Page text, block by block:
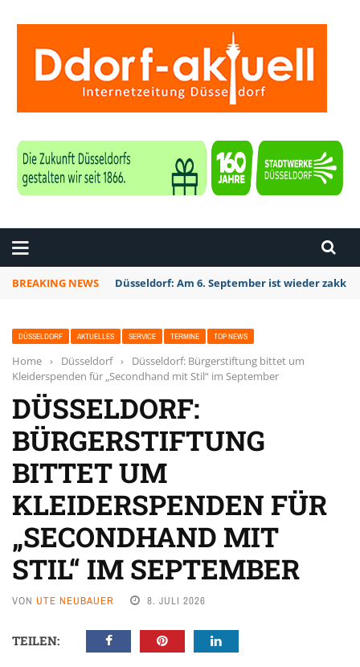
BREAKING NEWS Düsseldorf: Am 6. September ist wieder zakk
DÜSSELDORF AKTUELLES SERVICE TERMINE TOP NEWS
Home › Düsseldorf ›
Düsseldorf: Bürgerstiftung bittet um
Kleiderspenden für „Secondhand mit Stil“ im September
DÜSSELDORF:
BÜRGERSTIFTUNG
BITTET UM
KLEIDERSPENDEN FÜR
„SECONDHAND MIT
STIL“ IM SEPTEMBER
VON UTE NEUBAUER 8. JULI 2026
TEILEN: